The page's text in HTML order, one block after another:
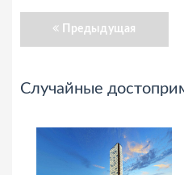
Предыдущая
Случайные